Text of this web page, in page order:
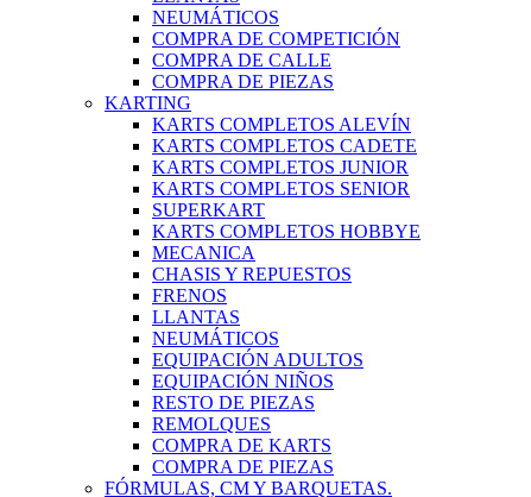
NEUMÁTICOS
COMPRA DE COMPETICIÓN
COMPRA DE CALLE
COMPRA DE PIEZAS
KARTING
KARTS COMPLETOS ALEVÍN
KARTS COMPLETOS CADETE
KARTS COMPLETOS JUNIOR
KARTS COMPLETOS SENIOR
SUPERKART
KARTS COMPLETOS HOBBYE
MECANICA
CHASIS Y REPUESTOS
FRENOS
LLANTAS
NEUMÁTICOS
EQUIPACIÓN ADULTOS
EQUIPACIÓN NIÑOS
RESTO DE PIEZAS
REMOLQUES
COMPRA DE KARTS
COMPRA DE PIEZAS
FÓRMULAS, CM Y BARQUETAS.